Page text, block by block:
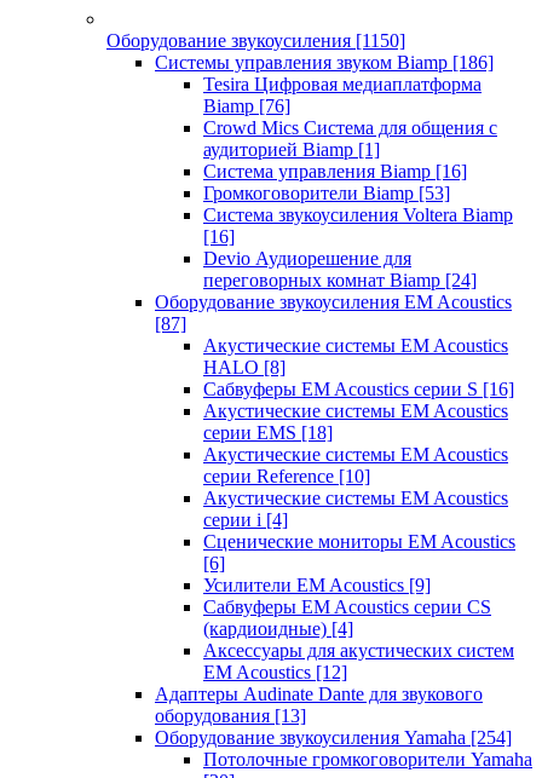
Оборудование звукоусиления [1150]
Системы управления звуком Biamp [186]
Tesira Цифровая медиаплатформа
Biamp [76]
Crowd Mics Система для общения с
аудиторией Biamp [1]
Система управления Biamp [16]
Громкоговорители Biamp [53]
Система звукоусиления Voltera Biamp
[16]
Devio Аудиорешение для
переговорных комнат Biamp [24]
Оборудование звукоусиления EM Acoustics
[87]
Акустические системы EM Acoustics
HALO [8]
Сабвуферы EM Acoustics серии S [16]
Акустические системы EM Acoustics
серии EMS [18]
Акустические системы EM Acoustics
серии Reference [10]
Акустические системы EM Acoustics
серии i [4]
Сценические мониторы EM Acoustics
[6]
Усилители EM Acoustics [9]
Сабвуферы EM Acoustics серии CS
(кардиоидные) [4]
Аксессуары для акустических систем
EM Acoustics [12]
Адаптеры Audinate Dante для звукового
оборудования [13]
Оборудование звукоусиления Yamaha [254]
Потолочные громкоговорители Yamaha